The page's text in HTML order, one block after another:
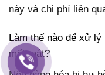
này và chi phí liên
Làm thế nào để xử
mất mát?